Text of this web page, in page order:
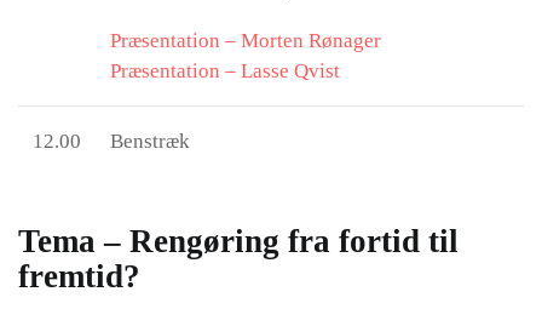
Præsentation – Morten Rønager
Præsentation – Lasse Qvist
12.00 Benstræk
Tema – Rengøring fra fortid til
fremtid?